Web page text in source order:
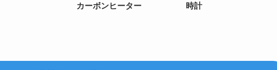
カーボンヒーター 時計